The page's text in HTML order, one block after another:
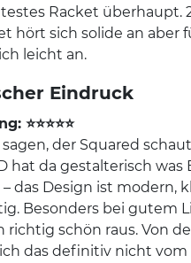
Racket überhaupt.
hört sich solide an aber
leicht an.
Eindruck
⭐⭐⭐⭐⭐
der Squared
hat da gestalterisch was
das Design ist modern,
Besonders bei gutem
richtig schön raus. Von
das definitiv nicht vom